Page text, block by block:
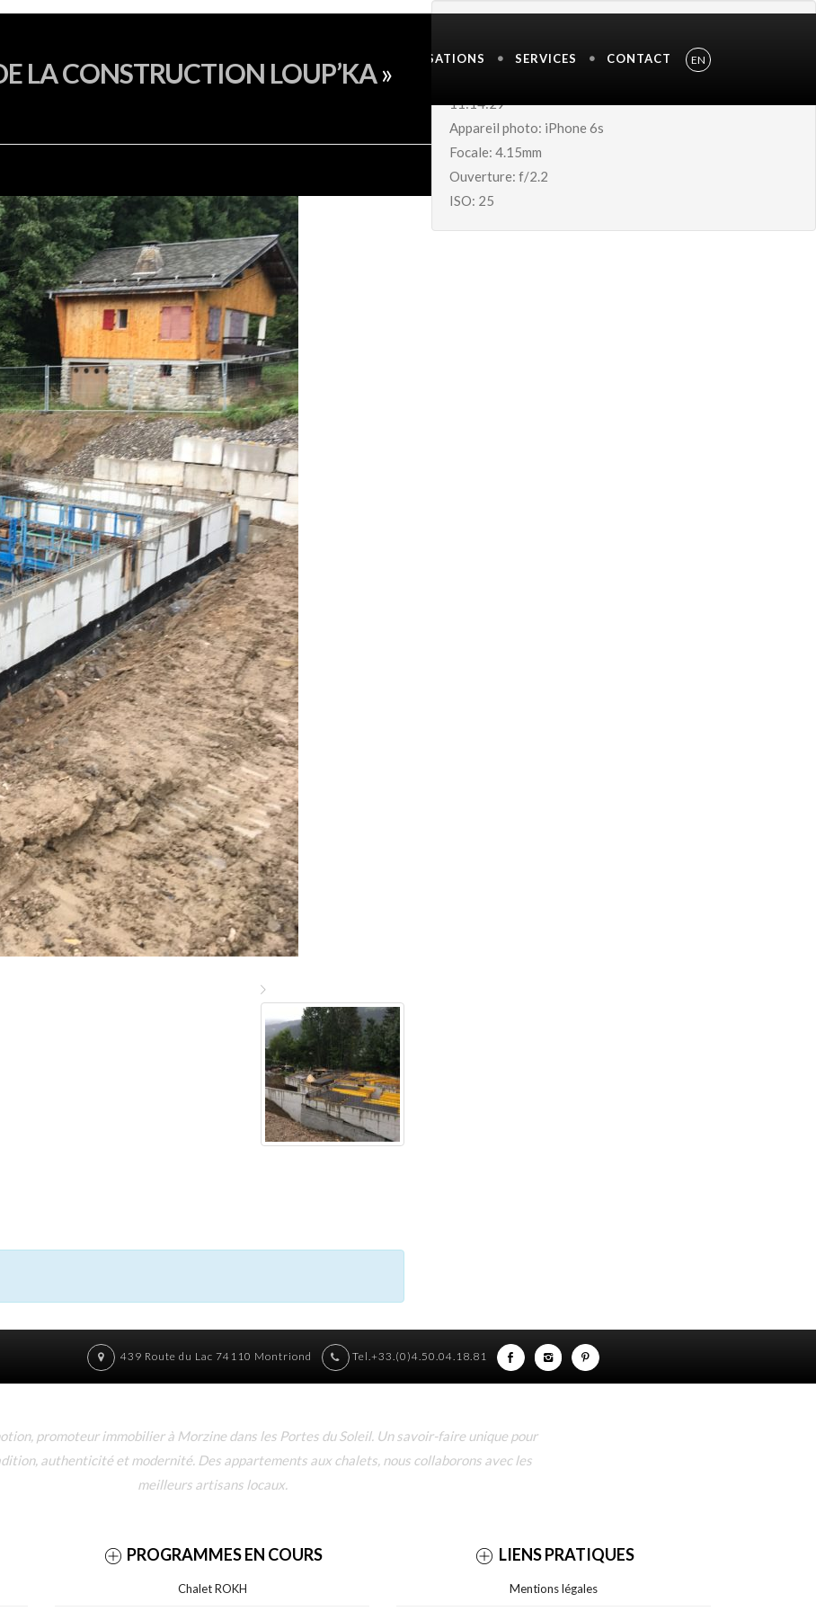
RÉALISATIONS SERVICES CONTACT EN
LA CONSTRUCTION LOUP’KA»
INFORMATION DE L'IMAGE
11:14:29
Appareil photo: iPhone 6s
Focale: 4.15mm
Ouverture: f/2.2
ISO: 25
439 Route du Lac 74110 Montriond Tel.+33.(0)4.50.04.18.81
promoteur immobilier à Morzine dans les Portes du Soleil. Un savoir-faire unique pour
authenticité et modernité. Des appartements aux chalets, nous collaborons avec les
meilleurs artisans locaux.
PROGRAMMES EN COURS
Chalet ROKH
LIENS PRATIQUES
Mentions légales